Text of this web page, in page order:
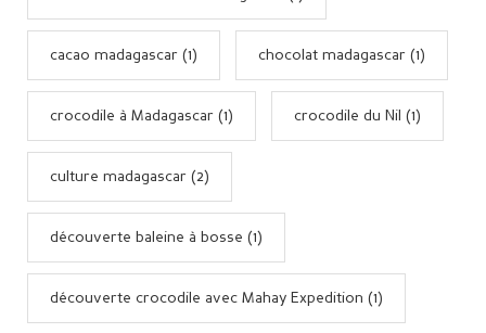
cacao madagascar (1) chocolat madagascar (1)
crocodile à Madagascar (1) crocodile du Nil (1)
culture madagascar (2)
découverte baleine à bosse (1)
découverte crocodile avec Mahay Expedition (1)